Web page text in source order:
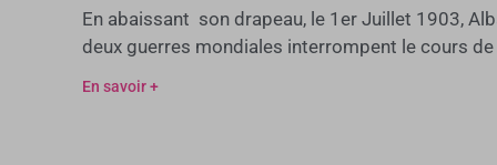
En abaissant son drapeau, le 1er Juillet 1903,
deux guerres mondiales interrompent le cours de
En savoir +